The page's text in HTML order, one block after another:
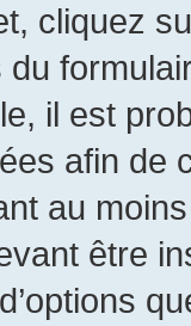
cliquez
il est
afin de
au
être